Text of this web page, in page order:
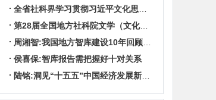
第28届全国地方社科院文学（文化）所所长联席会暨“数智时代地方文化IP建设”学术研讨
周湘智:我国地方智库建设10年回顾与展望
侯喜保:智库报告需把握好十对关系
陆铭:洞见“十五五”中国经济发展新趋势——对话上海交通大学中国发展研究院执行院长陆铭